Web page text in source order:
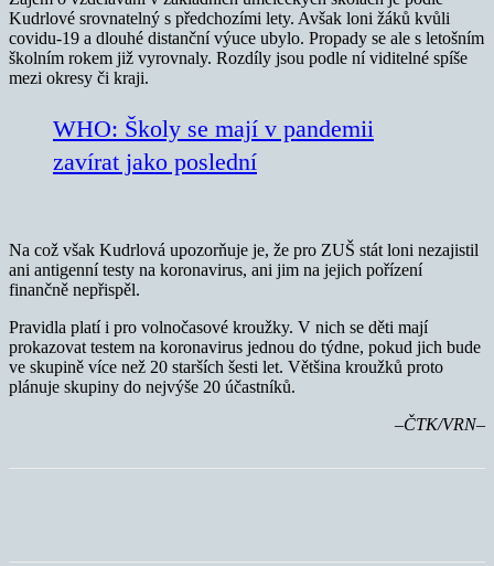
Kudrlové srovnatelný s předchozími lety. Avšak loni žáků kvůli
covidu-19 a dlouhé distanční výuce ubylo. Propady se ale s letošním
školním rokem již vyrovnaly. Rozdíly jsou podle ní viditelné spíše
mezi okresy či kraji.
WHO: Školy se mají v pandemii
zavírat jako poslední
Na což však Kudrlová upozorňuje je, že pro ZUŠ stát loni nezajistil
ani antigenní testy na koronavirus, ani jim na jejich pořízení
finančně nepřispěl.
Pravidla platí i pro volnočasové kroužky. V nich se děti mají
prokazovat testem na koronavirus jednou do týdne, pokud jich bude
ve skupině více než 20 starších šesti let. Většina kroužků proto
plánuje skupiny do nejvýše 20 účastníků.
–ČTK/VRN–